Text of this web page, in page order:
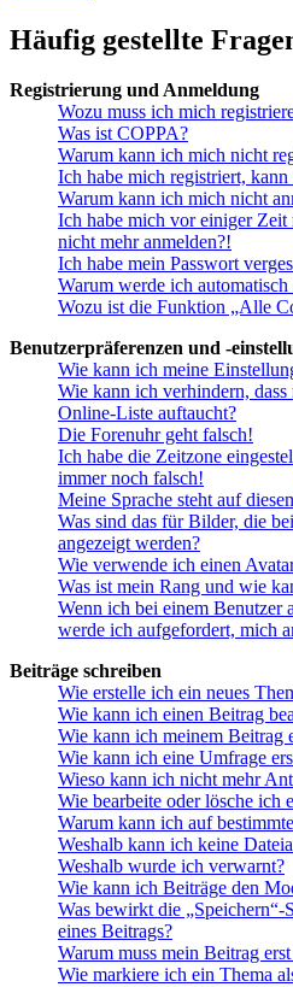
Häufig gestellte
Registrierung und Anmeldung
Wozu muss ich mich
Was ist COPPA?
Warum kann ich mich nicht
Ich habe mich registriert,
Warum kann ich mich nicht
Ich habe mich vor einiger Zeit
nicht mehr anmelden?!
Ich habe mein Passwort
Warum werde ich automatisch
Wozu ist die Funktion „Alle
Benutzerpräferenzen und -
Wie kann ich meine
Wie kann ich verhindern,
Online-Liste auftaucht?
Die Forenuhr geht falsch!
Ich habe die Zeitzone
immer noch falsch!
Meine Sprache steht auf
Was sind das für Bilder, die
angezeigt werden?
Wie verwende ich einen
Was ist mein Rang und wie
Wenn ich bei einem
werde ich aufgefordert, mich
Beiträge schreiben
Wie erstelle ich ein neues
Wie kann ich einen Beitrag
Wie kann ich meinem Beitrag
Wie kann ich eine Umfrage
Wieso kann ich nicht mehr
Wie bearbeite oder lösche ich
Warum kann ich auf
Weshalb kann ich keine
Weshalb wurde ich verwarnt?
Wie kann ich Beiträge den
Was bewirkt die „Speichern“-
eines Beitrags?
Warum muss mein Beitrag
Wie markiere ich ein Thema